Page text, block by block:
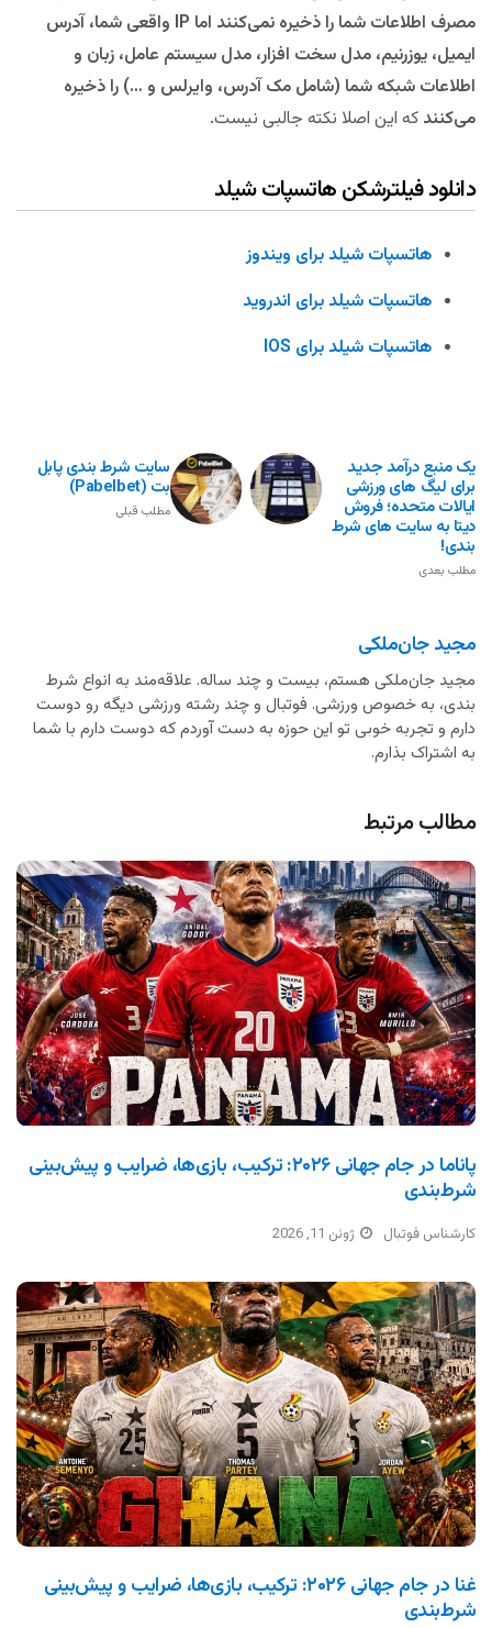
مصرف اطلاعات شما را ذخیره نمی‌کنند اما IP واقعی شما، آدرس
ایمیل، یوزرنیم، مدل سخت افزار، مدل سیستم عامل، زبان و
اطلاعات شبکه شما (شامل مک آدرس، وایرلس و …) را ذخیره
می‌کنند که این اصلا نکته جالبی نیست.
دانلود فیلترشکن هاتسپات شیلد
هاتسپات شیلد برای ویندوز
هاتسپات شیلد برای اندروید
هاتسپات شیلد برای IOS
سایت شرط بندی پابل
بت (Pabelbet)
مطلب قبلی
یک منبع درآمد جدید
برای لیگ های ورزشی
ایالات متحده؛ فروش
دیتا به سایت های شرط
بندی!
مطلب بعدی
مجید جان‌ملکی
مجید جان‌ملکی هستم، بیست و چند ساله. علاقه‌مند به انواع شرط
بندی، به خصوص ورزشی. فوتبال و چند رشته ورزشی دیگه رو دوست
دارم و تجربه خوبی تو این حوزه به دست آوردم که دوست دارم با شما
به اشتراک بذارم.
مطالب مرتبط
پاناما در جام جهانی ۲۰۲۶: ترکیب، بازی‌ها، ضرایب و پیش‌بینی
شرط‌بندی
کارشناس فوتبال ژوئن 11, 2026
غنا در جام جهانی ۲۰۲۶: ترکیب، بازی‌ها، ضرایب و پیش‌بینی
شرط‌بندی